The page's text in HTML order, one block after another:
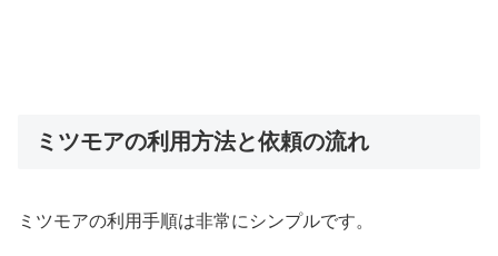
ミツモアの利用方法と依頼の流れ
ミツモアの利用手順は非常にシンプルです。